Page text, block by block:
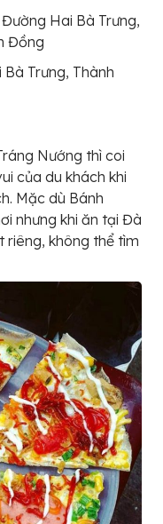
Hai Bà Trưng,
Đồng
Trưng, Thành
Nướng thì coi
của du khách khi
Mặc dù Bánh
nhưng khi ăn tại Đà
riêng, không thể tìm